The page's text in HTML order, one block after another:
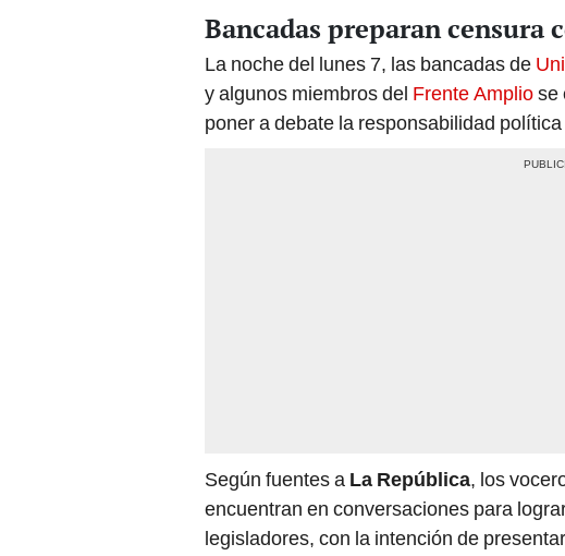
Bancadas preparan censura
La noche del lunes 7, las bancadas de
y algunos miembros del Frente Ampliose
poner a debate la responsabilidad
Según fuentes a La República, los
encuentran en conversaciones para
legisladores, con la intención de